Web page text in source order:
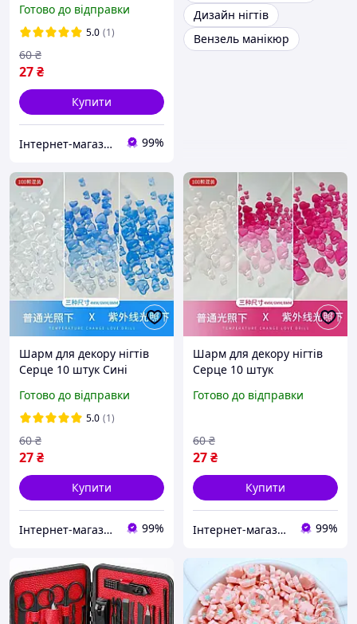
ультрафіолету)
Готово до відправки
5.0 (1)
27₴
60 ₴
Купити
Інтернет-магазин Star Beauty 99%
Дизайн нігтів
Вензель манікюр
Шарм для декору нігтів
Серце 10 штук Сині
ультрафіолету)
Готово до відправки
5.0 (1)
27₴
60 ₴
Купити
Інтернет-магазин Star Beauty 99%
Шарм для декору нігтів
Серце 10 штук
від Ультрафіолету)
Готово до відправки
27₴
60 ₴
Купити
Інтернет-магазин Star Beauty 99%